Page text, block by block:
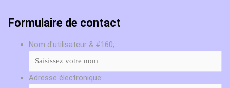
Formulaire de contact
Nom d'utilisateur & #160;:
Adresse électronique: